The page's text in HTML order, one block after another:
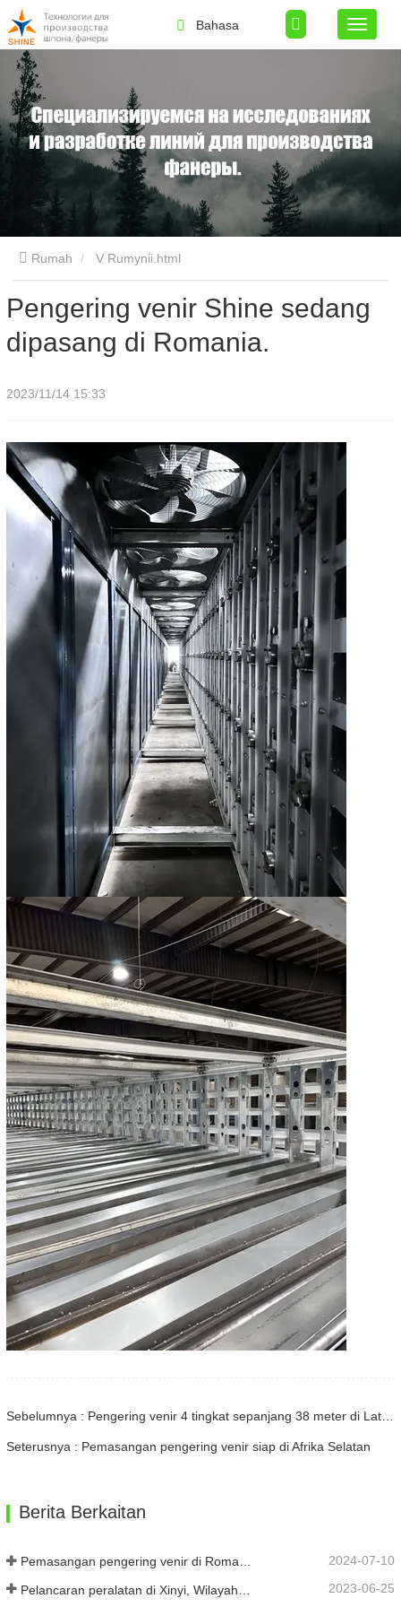
Bahasa
Rumah V Rumynii.html
Pengering venir Shine sedang
dipasang di Romania.
2023/11/14 15:33
Seterusnya : Pemasangan pengering venir siap di Afrika Selatan
Berita Berkaitan
Pemasangan pengering venir di Romania telah selesai. 2024-07-10
2023-06-25